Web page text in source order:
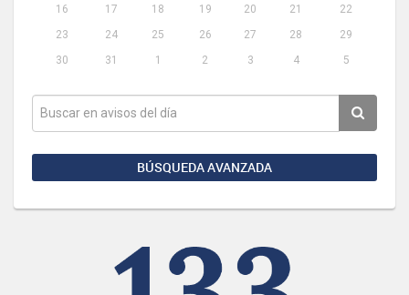
16
17 18 19 20 21
22
23
24 25 26 27 28
29
30
31 1 2 3 4 5
BÚSQUEDA AVANZADA